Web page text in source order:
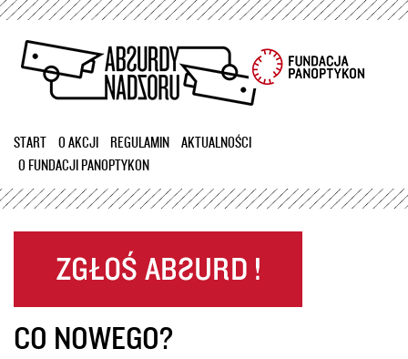
Przejdź
treści
START O AKCJI REGULAMIN
AKTUALNOŚCI
O FUNDACJI PANOPTYKON
CO NOWEGO?